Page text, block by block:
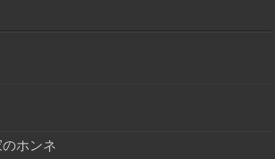
のホンネ